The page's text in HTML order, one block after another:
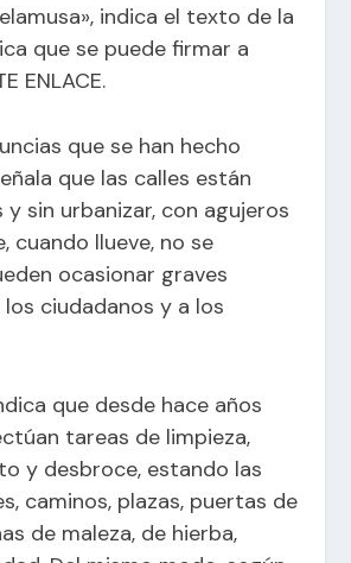
indica el texto de la
que se puede firmar a
ENLACE.
que se han hecho
que las calles están
y sin urbanizar, con agujeros
cuando llueve, no se
ocasionar graves
ciudadanos y a los
que desde hace años
tareas de limpieza,
y desbroce, estando las
caminos, plazas, puertas de
de maleza, de hierba,